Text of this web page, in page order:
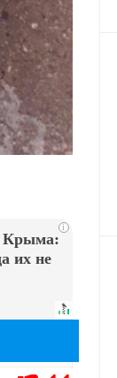
i
Крыма:
их не